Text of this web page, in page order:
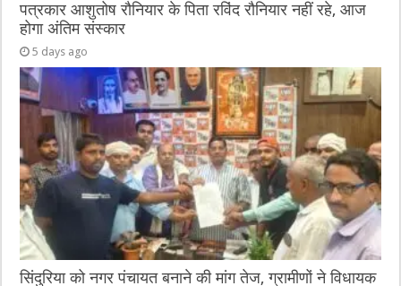
पत्रकार आशुतोष रौनियार के पिता रविंद रौनियार नहीं रहे, आज
होगा अंतिम संस्कार
5 days ago
सिंदुरिया को नगर पंचायत बनाने की मांग तेज, ग्रामीणों ने विधायक